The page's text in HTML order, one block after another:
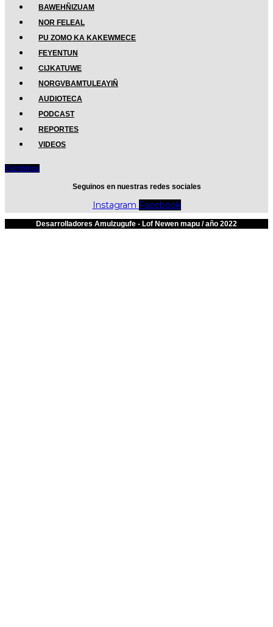
BAWEHÑIZUAM
NOR FELEAL
PU ZOMO KA KAKEWMECE
FEYENTUN
CIJKATUWE
NORGVBAMTULEAYIÑ
AUDIOTECA
PODCAST
REPORTES
VIDEOS
Escribinos
Seguinos en nuestras redes sociales
Instagram Facebook
Desarrolladores Amulzugufe - Lof Newen mapu / año 2022